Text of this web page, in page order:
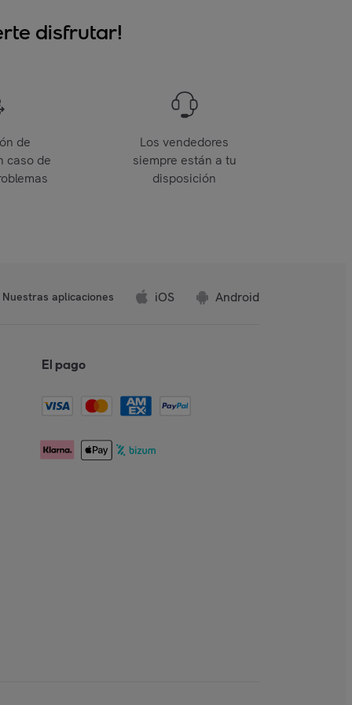
disfrutar!
de
caso de
Los vendedores
siempre están a tu
disposición
Nuestras aplicaciones iOS Android
El pago